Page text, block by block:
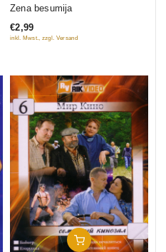
of
Zena besumija
€2,99
inkl. Mwst., zzgl. Versand
In Den Warenkorb